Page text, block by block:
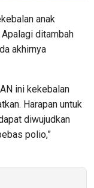
anak
ditambah
akhirnya
ini kekebalan
Harapan untuk
diwujudkan
polio,”